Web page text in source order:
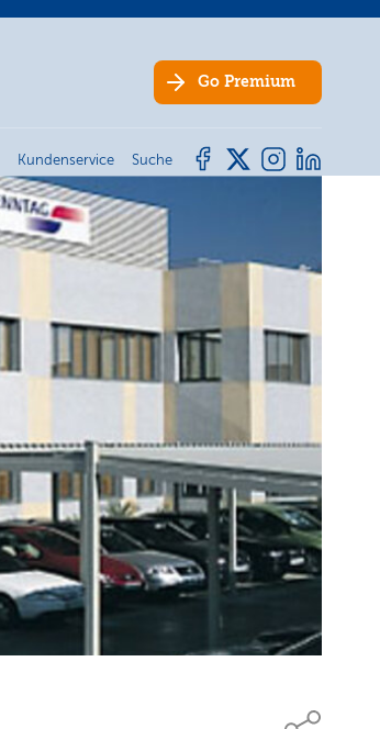
Go Premium
Kundenservice Suche